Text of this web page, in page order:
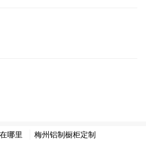
面的实践成果，探索“非遗